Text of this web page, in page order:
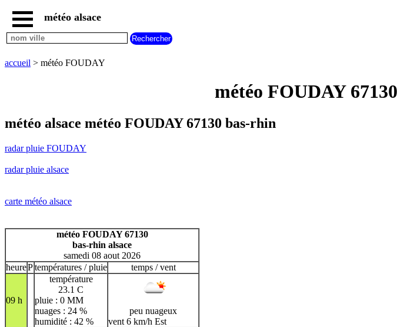
accueil
radar
FOUDAY
radar
pluie
carte
météo
france
villes
F
G
H
I J K L M
N
R S T
U
V
W X Y Z
météo alsace
accueil > météo FOUDAY
météo FOUDAY
météo alsace météo FOUDAY 67130 bas-rhin
radar pluie FOUDAY
radar pluie alsace
carte météo alsace
météo FOUDAY 67130
bas-rhin alsace
samedi 08 aout 2026
heurePtempératures / pluie temps / vent
09 h
température
23.1 C
pluie : 0 MM
nuages : 24 %
humidité : 42 %
peu nuageux
vent 6 km/h Est